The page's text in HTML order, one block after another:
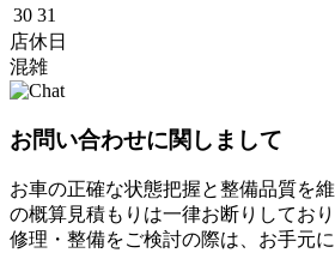
30 31
店休日
混雑
お問い合わせに関しまして
お車の正確な状態把握と整備品質を
の概算見積もりは一律お断りしており
修理・整備をご検討の際は、お手元